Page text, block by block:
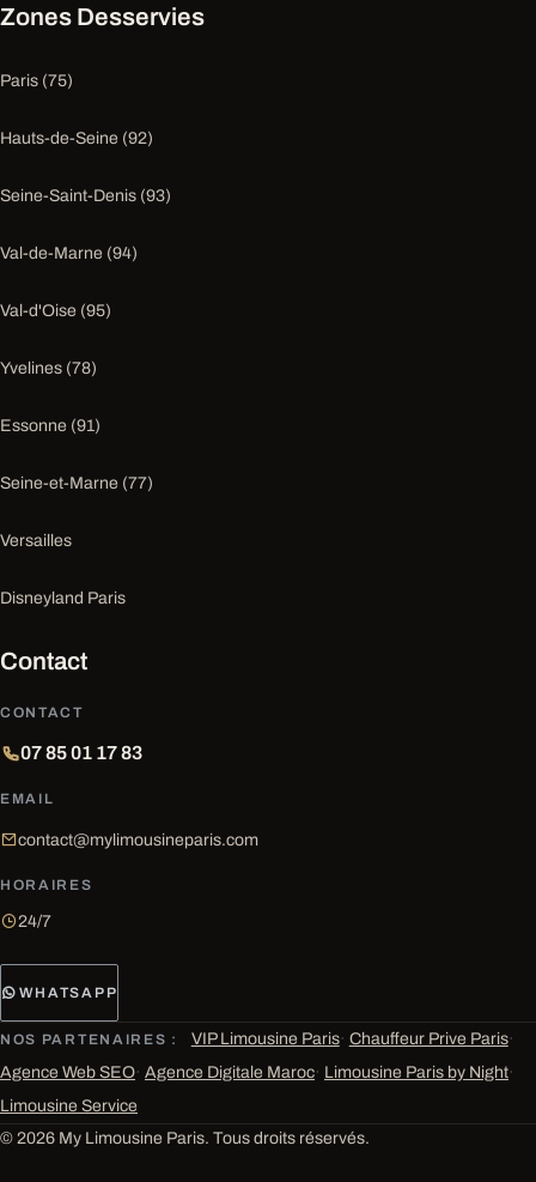
Zones Desservies
Paris (75)
Hauts-de-Seine (92)
Seine-Saint-Denis (93)
Val-de-Marne (94)
Val-d'Oise (95)
Yvelines (78)
Essonne (91)
Seine-et-Marne (77)
Versailles
Disneyland Paris
Contact
CONTACT
07 85 01 17 83
EMAIL
contact@mylimousineparis.com
HORAIRES
24/7
WHATSAPP
NOS PARTENAIRES : VIP Limousine Paris· Chauffeur Prive Paris·
Agence Web SEO· Agence Digitale Maroc· Limousine Paris by Night·
Limousine Service
© 2026 My Limousine Paris. Tous droits réservés.